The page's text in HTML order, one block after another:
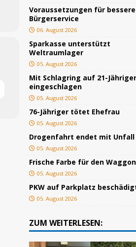
Voraussetzungen für
Bürgerservice
06. August 2026
Sparkasse unterstützt
Weltraumlager
05. August 2026
Mit Schlagring auf 21-
eingeschlagen
05. August 2026
76-Jähriger tötet Ehefrau
05. August 2026
Drogenfahrt endet mit Unfall
05. August 2026
Frische Farbe für den Waggon
05. August 2026
PKW auf Parkplatz
05. August 2026
ZUM WEITERLESEN: